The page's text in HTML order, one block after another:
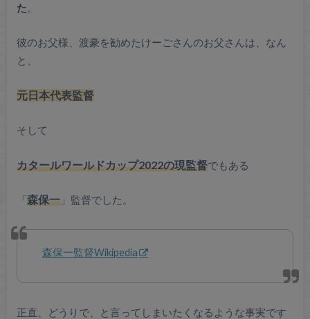
た。
彼のお父様、渡豪を勧めたけーごさんのお父さんは、なん
と、
元日本代表監督
そして
カタールワールドカップ2022の現監督でもある
「森保一」監督でした。
森保一監督Wikipedia
正直、どうりで、と言ってしまいたくなるような事実です